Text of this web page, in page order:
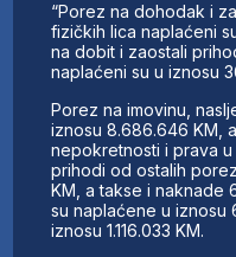
“Porez na dohodak i
fizičkih lica naplaćeni
na dobit i zaostali
naplaćeni su u iznosu
Porez na imovinu,
iznosu 8.686.646 KM,
nepokretnosti i prava u
prihodi od ostalih
KM, a takse i naknade
su naplaćene u iznosu
iznosu 1.116.033 KM.